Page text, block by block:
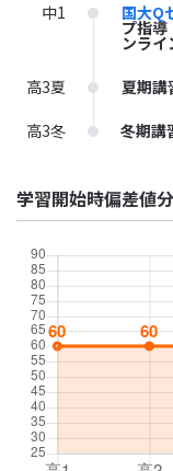
中1 国大Q
プ指
ンライ
高3夏
夏期講
高3冬
冬期講
学習開始時偏差値